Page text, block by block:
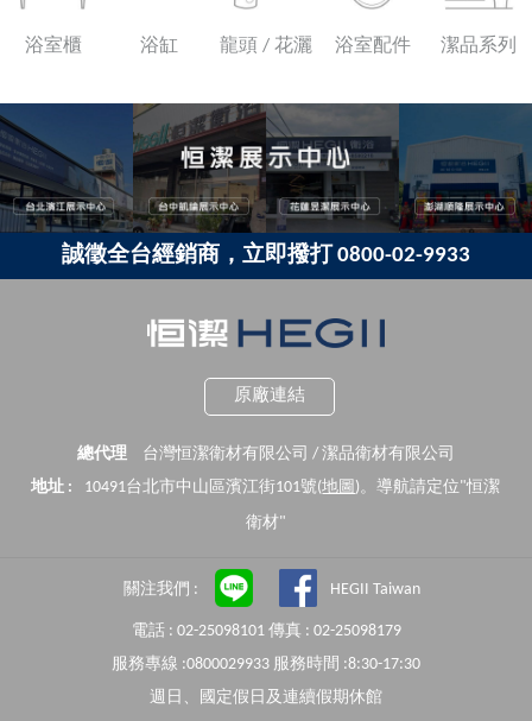
浴室櫃 浴缸 龍頭 / 花灑 浴室配件 潔品系列
誠徵全台經銷商，立即撥打 0800-02-9933
原廠連結
總代理
台灣恒潔衛材有限公司 / 潔品衛材有限公司
地址 :
10491台北市中山區濱江街101號(地圖 )。導航請定位"恒潔
衛材"
關注我們 : HEGII Taiwan
電話 : 02-25098101 傳真 : 02-25098179
服務專線 :0800029933 服務時間 :8:30-17:30
週日、國定假日及連續假期休館